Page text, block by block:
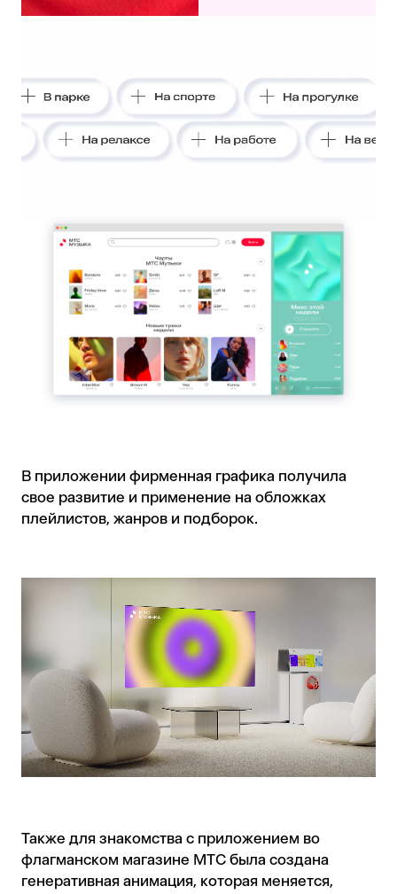
В приложении фирменная графика получила
свое развитие и применение на обложках
плейлистов, жанров и подборок.
Также для знакомства с приложением во
флагманском магазине MTC была создана
генеративная анимация, которая меняется,